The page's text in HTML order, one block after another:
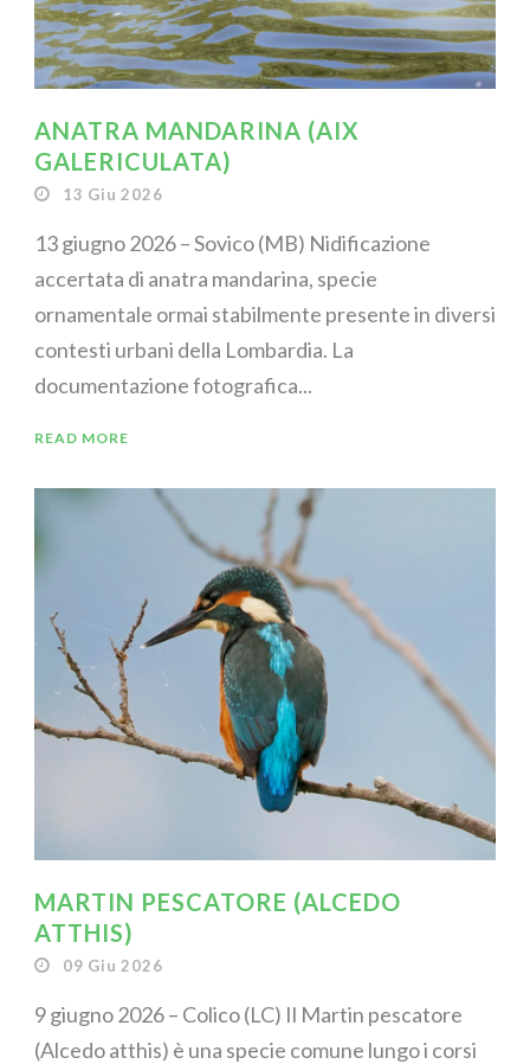
ANATRA MANDARINA (AIX
GALERICULATA)
13 Giu 2026
13 giugno 2026 – Sovico (MB) Nidificazione
accertata di anatra mandarina, specie
ornamentale ormai stabilmente presente in diversi
contesti urbani della Lombardia. La
documentazione fotografica...
READ MORE
MARTIN PESCATORE (ALCEDO
ATTHIS)
09 Giu 2026
9 giugno 2026 – Colico (LC) Il Martin pescatore
(Alcedo atthis) è una specie comune lungo i corsi